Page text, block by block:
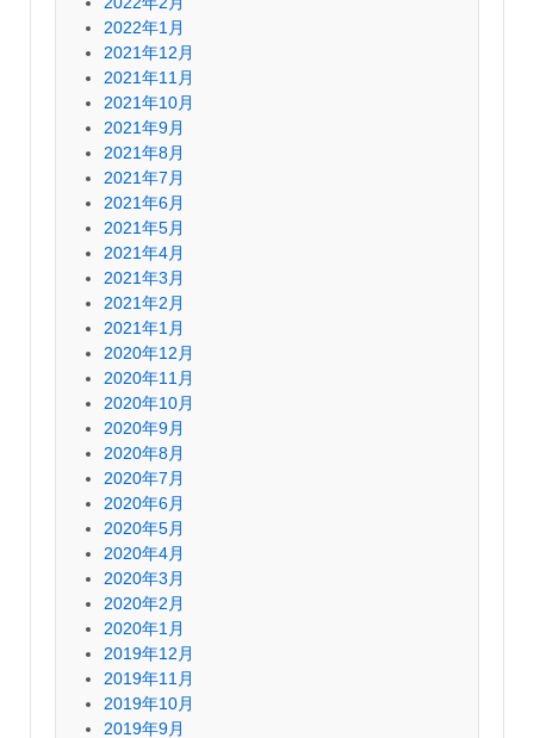
2022年1月
2021年12月
2021年11月
2021年10月
2021年9月
2021年8月
2021年7月
2021年6月
2021年5月
2021年4月
2021年3月
2021年2月
2021年1月
2020年12月
2020年11月
2020年10月
2020年9月
2020年8月
2020年7月
2020年6月
2020年5月
2020年4月
2020年3月
2020年2月
2020年1月
2019年12月
2019年11月
2019年10月
2019年9月